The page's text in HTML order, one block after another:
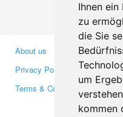
Ihnen
zu
die Sie
um
kommen
About us
Privacy Policy
Terms & Conditions